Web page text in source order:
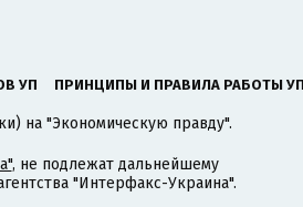
УП ПРИНЦИПЫ И ПРАВИЛА РАБОТЫ УП
на "Экономическую правду".
, не подлежат дальнейшему
"Интерфакс-Украина".